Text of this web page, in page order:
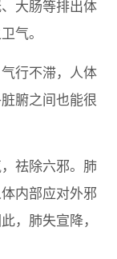
大肠等排出体
气。
行不滞，人体
腑之间也能很
祛除六邪。肺
内部应对外邪
，肺失宣降，